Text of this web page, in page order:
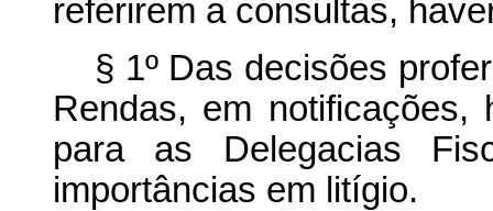
referirem a consultas,
§ 1º Das decisões
Rendas, em notificações,
para as Delegacias
importâncias em litígio.